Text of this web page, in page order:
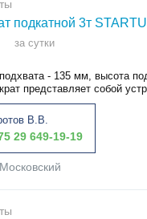
подкатной 3т
за сутки
- 135 мм, высота
представляет собой
В.В.
29 649-19-19